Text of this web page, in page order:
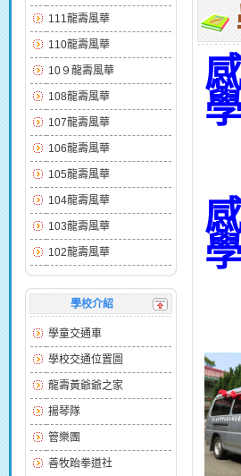
111龍壽風華
110龍壽風華
10９龍壽風華
108龍壽風華
107龍壽風華
106龍壽風華
105龍壽風華
104龍壽風華
103龍壽風華
102龍壽風華
學校介紹
學童交通車
學校交通位置圖
龍壽黃爺爺之家
揚琴隊
管樂團
善牧跆拳道社